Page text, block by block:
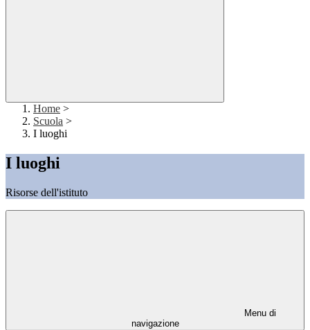
Home >
Scuola >
I luoghi
I luoghi
Risorse dell'istituto
Menu di
navigazione